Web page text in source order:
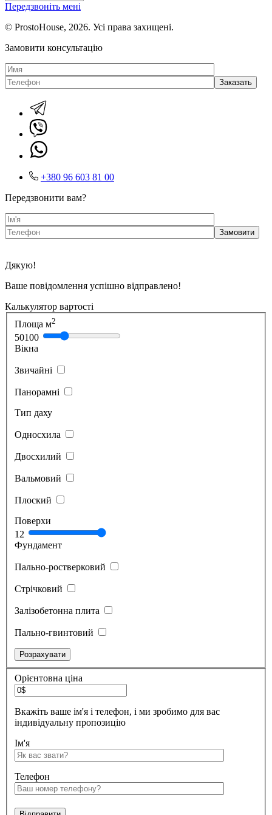
Передзвоніть мені
© ProstoHouse, 2026. Усі права захищені.
Замовити консультацію
+380 96 603 81 00
Передзвонити вам?
Дякую!
Ваше повідомлення успішно відправлено!
Калькулятор вартості
Площа м2
50100
Вікна
Звичайні
Панорамні
Тип даху
Односхила
Двосхилий
Вальмовий
Плоский
Поверхи
1 2
Фундамент
Пально-ростверковий
Стрічковий
Залізобетонна плита
Пально-гвинтовий
Орієнтовна ціна
Вкажіть ваше ім'я і телефон, і ми зробимо для вас
індивідуальну пропозицію
Ім'я
Телефон